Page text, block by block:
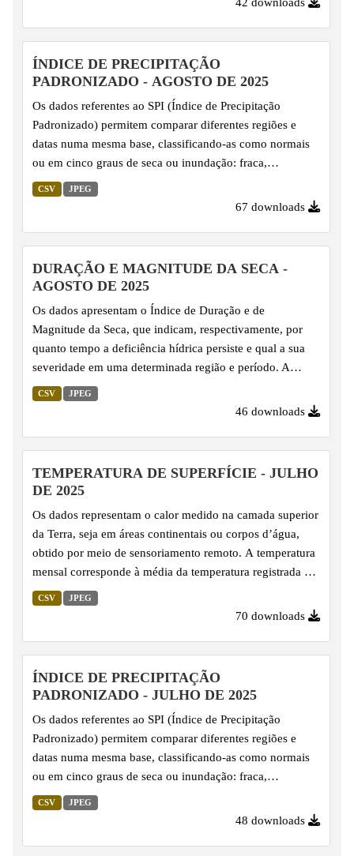
ÍNDICE DE PRECIPITAÇÃO
PADRONIZADO - AGOSTO DE 2025
Os dados referentes ao SPI (Índice de Precipitação
Padronizado) permitem comparar diferentes regiões e
datas numa mesma base, classificando-as como normais
ou em cinco graus de seca ou inundação: fraca,
moderada, grave, extrema e excepcional. O SPI é
calculado com base na série histórica de precipitação,
climatologia para monitorar e comparar anomalias de
precipitação de modo abrangente, facilitando a
identificação de condições de seca...
CSV JPEG
67 downloads
DURAÇÃO E MAGNITUDE DA SECA -
AGOSTO DE 2025
Os dados apresentam o Índice de Duração e de
Magnitude da Seca, que indicam, respectivamente, por
quanto tempo a deficiência hídrica persiste e qual a sua
severidade em uma determinada região e período. A
magnitude é calculada com base na duração e na
intensidade do déficit hídrico, ou seja, no somatório dos
CSV JPEG
46 downloads
TEMPERATURA DE SUPERFÍCIE - JULHO
DE 2025
Os dados representam o calor medido na camada superior
da Terra, seja em áreas continentais ou corpos d’água,
obtido por meio de sensoriamento remoto. A temperatura
mensal corresponde à média da temperatura registrada em
uma região ao longo do mês, expressa em graus Celsius.
Este indicador é importante para entender as variações
CSV JPEG
70 downloads
ÍNDICE DE PRECIPITAÇÃO
PADRONIZADO - JULHO DE 2025
Os dados referentes ao SPI (Índice de Precipitação
Padronizado) permitem comparar diferentes regiões e
datas numa mesma base, classificando-as como normais
ou em cinco graus de seca ou inundação: fraca,
moderada, grave, extrema e excepcional. O SPI é
calculado com base na série histórica de precipitação,
CSV JPEG
48 downloads